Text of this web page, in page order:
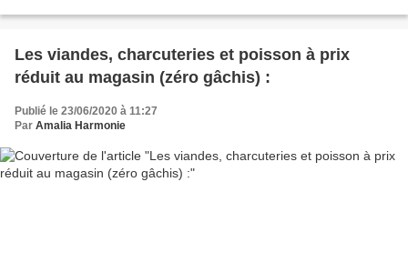
Les viandes, charcuteries et poisson à prix
réduit au magasin (zéro gâchis) :
Publié le 23/06/2020 à 11:27
Par Amalia Harmonie